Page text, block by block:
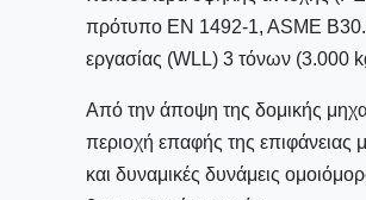
πρότυπο EN 1492-1, ASME
εργασίας (WLL) 3 τόνων (3.000
Από την άποψη της δομικής
περιοχή επαφής της επιφάνειας
και δυναμικές δυνάμεις